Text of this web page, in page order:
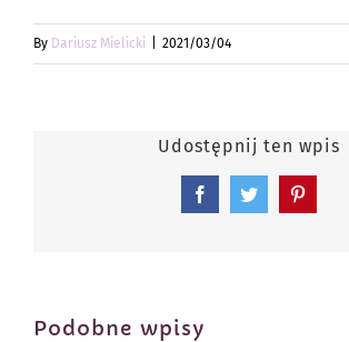
By Dariusz Mielicki 2021/03/04
Udostępnij ten wpis
FacebookTwitterPinterest
Podobne wpisy